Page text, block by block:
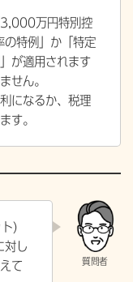
3,000万円特別控
特例」か「特定
が適用されます
せん。
になるか、税理
す。
)
対し
て